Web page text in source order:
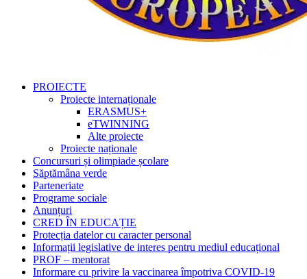
PROIECTE
Proiecte internaționale
ERASMUS+
eTWINNING
Alte proiecte
Proiecte naționale
Concursuri și olimpiade școlare
Săptămâna verde
Parteneriate
Programe sociale
Anunțuri
CRED ÎN EDUCAȚIE
Protecția datelor cu caracter personal
Informații legislative de interes pentru mediul educațional
PROF – mentorat
Informare cu privire la vaccinarea împotriva COVID-19